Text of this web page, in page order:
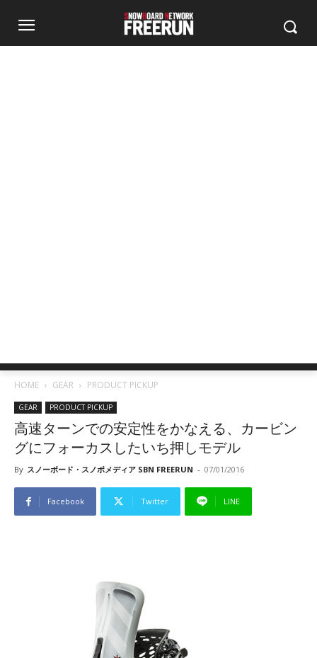
HOME GEAR PRODUCT PICKUP
GEAR PRODUCT PICKUP
高速ターンでの安定性をかなえる、カービン
グにフォーカスしたいち押しモデル
By スノーボード・スノボメディア SBN FREERUN - 07/01/2016
Facebook Twitter LINE